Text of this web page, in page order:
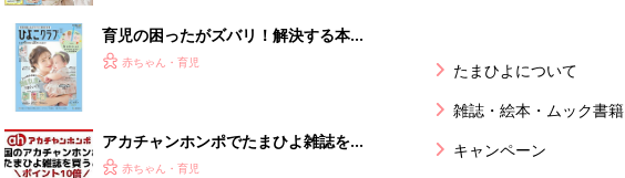
暑の夏旅 絶景とアクティビティが揃
う「ニセコ東...
PR（東急不動産）
たまひよについて
雑誌・絵本・ムック書籍
キャンペーン